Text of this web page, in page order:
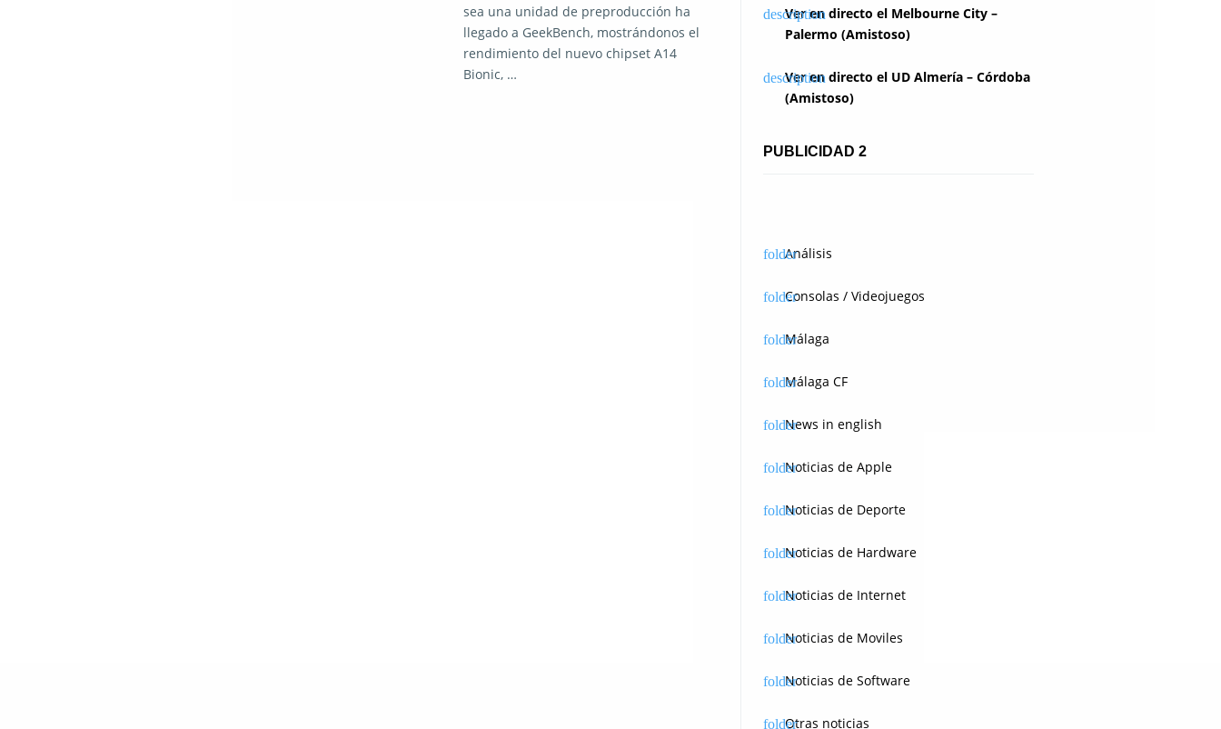
sea una unidad de preproducción ha
llegado a GeekBench, mostrándonos el
rendimiento del nuevo chipset A14
Bionic, …
Ver en directo el Melbourne City –
Palermo (Amistoso)
Ver en directo el UD Almería – Córdoba
(Amistoso)
PUBLICIDAD 2
Análisis
Consolas / Videojuegos
Málaga
Málaga CF
News in english
Noticias de Apple
Noticias de Deporte
Noticias de Hardware
Noticias de Internet
Noticias de Moviles
Noticias de Software
Otras noticias